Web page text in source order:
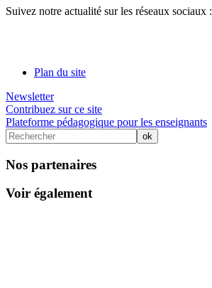
Suivez notre actualité sur les réseaux sociaux :
Plan du site
Newsletter
Contribuez sur ce site
Plateforme pédagogique pour les enseignants
Nos partenaires
Voir également